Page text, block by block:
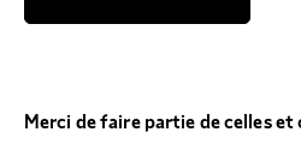
Merci de faire partie de celles et